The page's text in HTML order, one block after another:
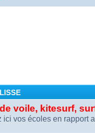
voile, kitesurf,
ici vos écoles en rapport